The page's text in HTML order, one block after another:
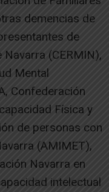
demencias de
de
(CERMIN),
Mental
Confederación
Física y
de personas con
(AMIMET),
Navarra en
intelectual